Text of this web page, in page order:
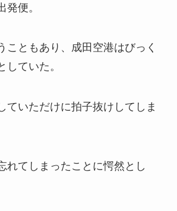
発便。
こともあり、成田空港はびっく
していた。
ていただけに拍子抜けしてしま
れてしまったことに愕然とし